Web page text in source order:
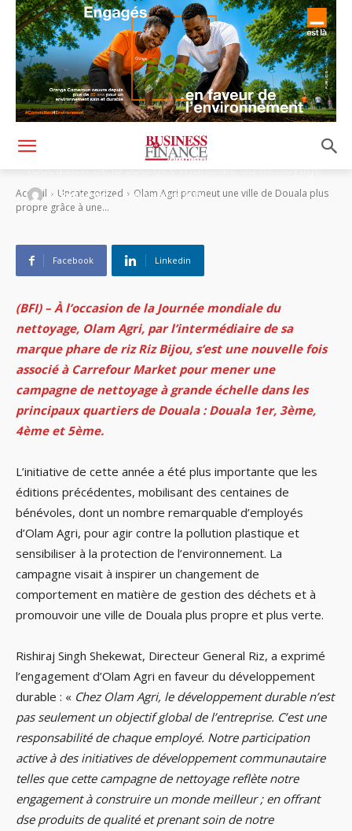
Accueil Uncategorized
Olam Agri promeut une ville de Douala plus
propre grâce à une...
propre grâce à une campagne massive à
l’occasion de la Journée mondiale du nettoyage
By Rédaction - 24 septembre 2025
Facebook Linkedin
(BFI) – À l’occasion de la Journée mondiale du
nettoyage, Olam Agri, par l’intermédiaire de sa
marque phare de riz Riz Bijou, s’est une nouvelle fois
associé à Carrefour Market pour mener une
campagne de nettoyage à grande échelle dans les
principaux quartiers de Douala : Douala 1er, 3ème,
4ème et 5ème.
L’initiative de cette année a été plus importante que les
éditions précédentes, mobilisant des centaines de
bénévoles, dont un nombre remarquable d’employés
d’Olam Agri, pour agir contre la pollution plastique et
sensibiliser à la protection de l’environnement. La
campagne visait à inspirer un changement de
comportement en matière de gestion des déchets et à
promouvoir une ville de Douala plus propre et plus verte.
Rishiraj Singh Shekewat, Directeur General Riz, a exprimé
l’engagement d’Olam Agri en faveur du développement
durable : « Chez Olam Agri, le développement durable n’est
pas seulement un objectif global de l’entreprise. C’est une
responsabilité de chaque employé. Notre participation
active à des initiatives de développement communautaire
telles que cette campagne de nettoyage reflète notre
engagement à construire un monde meilleur ; en offrant
dse produits de qualité et prenant soin de notre